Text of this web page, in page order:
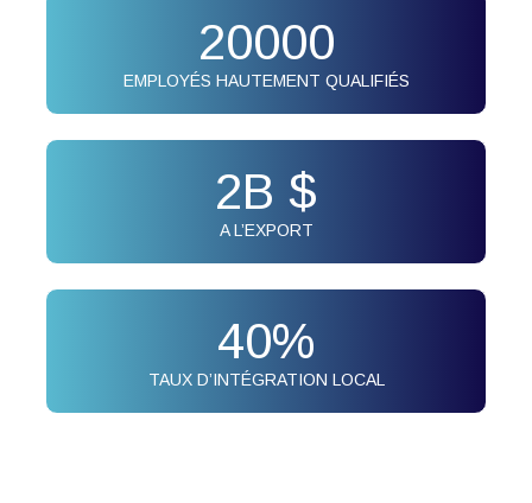
20000
EMPLOYÉS HAUTEMENT QUALIFIÉS
2B $
A L’EXPORT
40%
TAUX D’INTÉGRATION LOCAL